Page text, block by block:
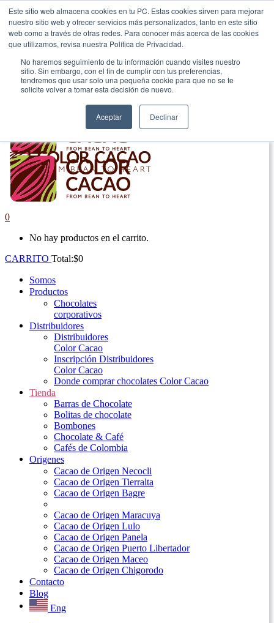
Este sitio web almacena cookies en tu PC. Estas cookies sirven para mejorar
nuestro sitio web y ofrecer servicios más personalizados, tanto en este sitio
web como a través de otras redes. Para conocer más acerca de las cookies
que utilizamos, revisa nuestra Política de Privacidad.
No haremos seguimiento de tu información cuando visites nuestro
sitio. Sin embargo, con el fin de cumplir con tus preferencias,
tendremos que usar solo una pequeña cookie para que no se te
solicite volver a tomar esta decisión de nuevo.
Aceptar Declinar
|
Envío gratis en Antioquia por compras superiores a $100.000.
0
No hay productos en el carrito.
CARRITO Total:$0
Somos
Productos
Chocolates
corporativos
Distribuidores
Distribuidores
Color Cacao
Inscripción Distribuidores
Color Cacao
Donde comprar chocolates Color Cacao
Tienda
Barras de Chocolate
Bolitas de chocolate
Bombones
Chocolate & Café
Cafés de Colombia
Origenes
Cacao de Origen Necocli
Cacao de Origen Tierralta
Cacao de Origen Bagre
Cacao de Origen Maracuya
Cacao de Origen Lulo
Cacao de Origen Panela
Cacao de Origen Puerto Libertador
Cacao de Origen Maceo
Cacao de Origen Chigorodo
Contacto
Blog
Eng